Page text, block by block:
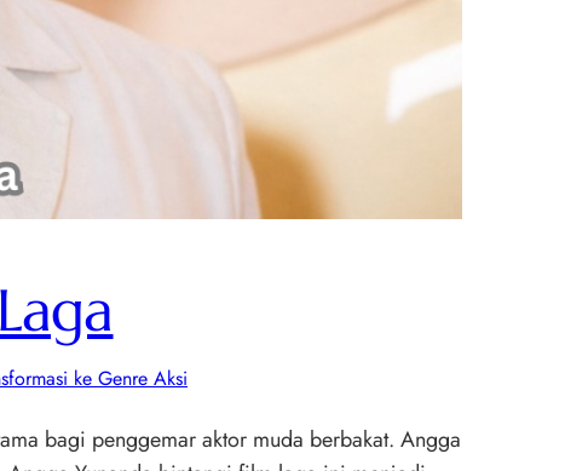
ke Genre Aksi
bagi penggemar aktor muda berbakat. Angga